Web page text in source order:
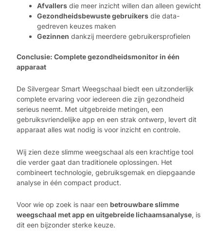
Afvallers die meer inzicht willen dan alleen gewicht
Gezondheidsbewuste gebruikers die data-
gedreven keuzes maken
Gezinnen dankzij meerdere gebruikersprofielen
Conclusie: Complete gezondheidsmonitor in één
apparaat
De Silvergear Smart Weegschaal biedt een uitzonderlijk
complete ervaring voor iedereen die zijn gezondheid
serieus neemt. Met uitgebreide metingen, een
gebruiksvriendelijke app en een strak ontwerp, levert dit
apparaat alles wat nodig is voor inzicht en controle.
Wij zien deze slimme weegschaal als een krachtige tool
die verder gaat dan traditionele oplossingen. Het
combineert technologie, gebruiksgemak en diepgaande
analyse in één compact product.
Voor wie op zoek is naar een betrouwbare slimme
weegschaal met app en uitgebreide lichaamsanalyse, is
dit een bijzonder sterke keuze.